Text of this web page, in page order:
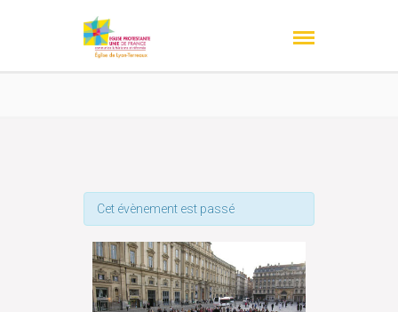
Cet évènement est passé